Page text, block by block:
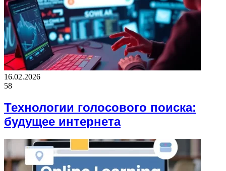
16.02.2026
58
Технологии голосового поиска:
будущее интернета